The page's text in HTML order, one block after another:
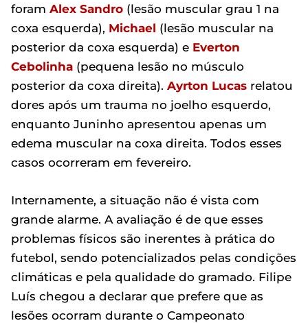
foram Alex Sandro (lesão muscular grau 1 na
coxa esquerda), Michael (lesão muscular na
posterior da coxa esquerda) e Everton
Cebolinha (pequena lesão no músculo
posterior da coxa direita). Ayrton Lucas relatou
dores após um trauma no joelho esquerdo,
enquanto Juninho apresentou apenas um
edema muscular na coxa direita. Todos esses
casos ocorreram em fevereiro.
Internamente, a situação não é vista com
grande alarme. A avaliação é de que esses
problemas físicos são inerentes à prática do
futebol, sendo potencializados pelas condições
climáticas e pela qualidade do gramado. Filipe
Luís chegou a declarar que prefere que as
lesões ocorram durante o Campeonato